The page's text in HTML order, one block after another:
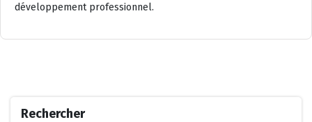
développement professionnel.
Rechercher